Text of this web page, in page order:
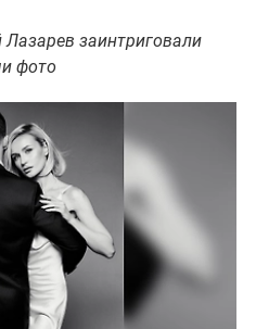
заинтриговали
фото